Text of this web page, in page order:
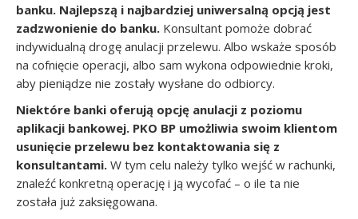
banku. Najlepszą i najbardziej uniwersalną opcją jest
zadzwonienie do banku. Konsultant pomoże dobrać
indywidualną drogę anulacji przelewu. Albo wskaże sposób
na cofnięcie operacji, albo sam wykona odpowiednie kroki,
aby pieniądze nie zostały wysłane do odbiorcy.
Niektóre banki oferują opcję anulacji z poziomu
aplikacji bankowej. PKO BP umożliwia swoim klientom
usunięcie przelewu bez kontaktowania się z
konsultantami. W tym celu należy tylko wejść w rachunki,
znaleźć konkretną operację i ją wycofać – o ile ta nie
została już zaksięgowana.